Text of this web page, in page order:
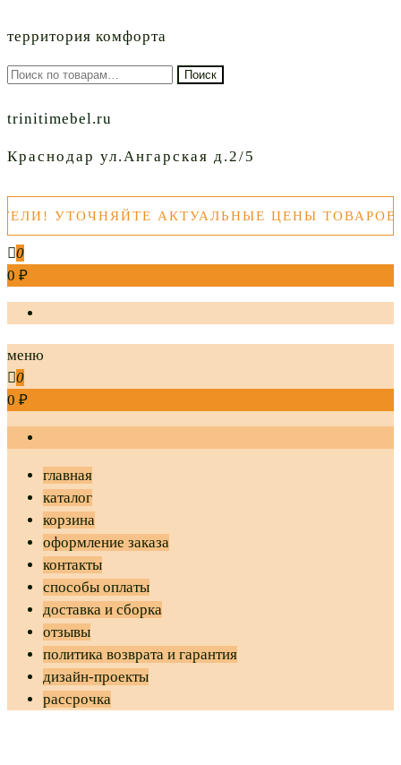
территория комфорта
Искать: Поиск
trinitimebel.ru
Краснодар ул.Ангарская д.2/5
АКТУАЛЬНЫЕ ЦЕНЫ ТОВАРОВ ПЕРЕД
0
0 ₽
меню
0
0 ₽
главная
каталог
корзина
оформление заказа
контакты
способы оплаты
доставка и сборка
отзывы
политика возврата и гарантия
дизайн-проекты
рассрочка